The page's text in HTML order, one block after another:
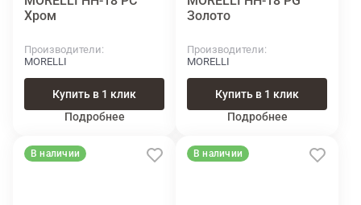
Хром
Производители
MORELLI
Купить в 1 клик
Подробнее
Золото
Производители
MORELLI
Купить в 1 клик
Подробнее
В наличии В наличии